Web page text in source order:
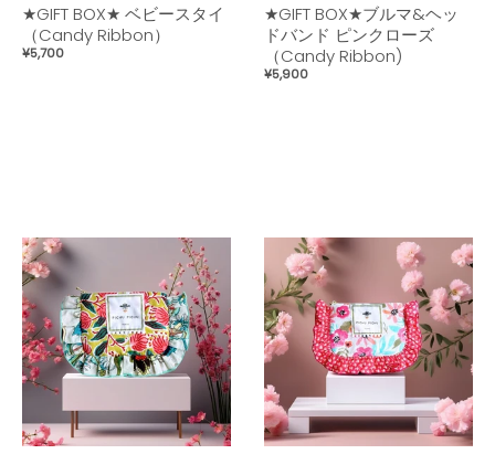
★GIFT BOX★ ベビースタイ
（Candy Ribbon）
¥5,700
★GIFT BOX★ブルマ&ヘッ
ドバンド ピンクローズ
（Candy Ribbon)
¥5,900